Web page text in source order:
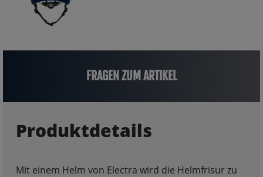
FRAGEN ZUM ARTIKEL
Produktdetails
Mit einem Helm von Electra wird die Helmfrisur zu